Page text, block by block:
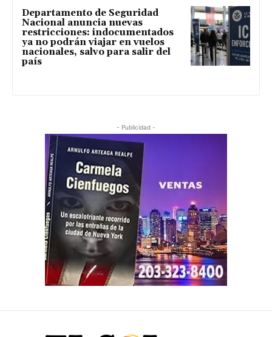
Departamento de Seguridad
Nacional anuncia nuevas
restricciones: indocumentados
ya no podrán viajar en vuelos
nacionales, salvo para salir del
país
- Publicidad -